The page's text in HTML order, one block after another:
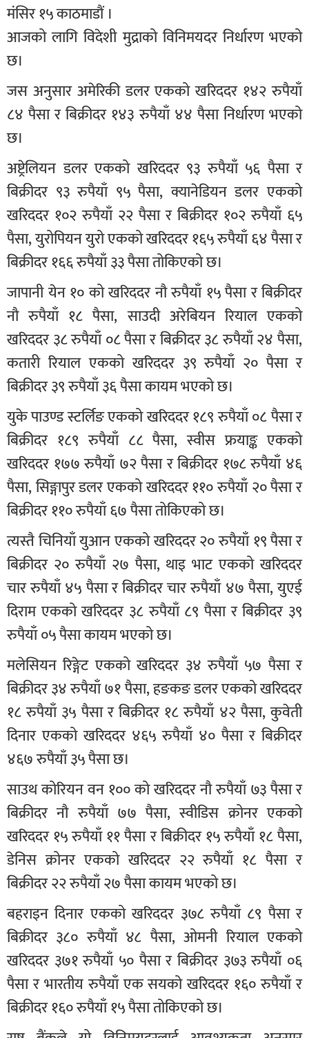
मंसिर १५ काठमाडौं ।
आजको लागि विदेशी मुद्राको विनिमयदर निर्धारण भएको
छ।
जस अनुसार अमेरिकी डलर एकको खरिददर १४२ रुपैयाँ
८४ पैसा र बिक्रीदर १४३ रुपैयाँ ४४ पैसा निर्धारण भएको
छ।
अष्ट्रेलियन डलर एकको खरिददर ९३ रुपैयाँ ५६ पैसा र
बिक्रीदर ९३ रुपैयाँ ९५ पैसा, क्यानेडियन डलर एकको
खरिददर १०२ रुपैयाँ २२ पैसा र बिक्रीदर १०२ रुपैयाँ ६५
पैसा, युरोपियन युरो एकको खरिददर १६५ रुपैयाँ ६४ पैसा र
बिक्रीदर १६६ रुपैयाँ ३३ पैसा तोकिएको छ।
जापानी येन १० को खरिददर नौ रुपैयाँ १५ पैसा र बिक्रीदर
नौ रुपैयाँ १८ पैसा, साउदी अरेबियन रियाल एकको
खरिददर ३८ रुपैयाँ ०८ पैसा र बिक्रीदर ३८ रुपैयाँ २४ पैसा,
कतारी रियाल एकको खरिददर ३९ रुपैयाँ २० पैसा र
बिक्रीदर ३९ रुपैयाँ ३६ पैसा कायम भएको छ।
युके पाउण्ड स्टर्लिङ एकको खरिददर १८९ रुपैयाँ ०८ पैसा र
बिक्रीदर १८९ रुपैयाँ ८८ पैसा, स्वीस फ्रयाङ्क एकको
खरिददर १७७ रुपैयाँ ७२ पैसा र बिक्रीदर १७८ रुपैयाँ ४६
पैसा, सिङ्गापुर डलर एकको खरिददर ११० रुपैयाँ २० पैसा र
बिक्रीदर ११० रुपैयाँ ६७ पैसा तोकिएको छ।
त्यस्तै चिनियाँ युआन एकको खरिददर २० रुपैयाँ १९ पैसा र
बिक्रीदर २० रुपैयाँ २७ पैसा, थाइ भाट एकको खरिददर
चार रुपैयाँ ४५ पैसा र बिक्रीदर चार रुपैयाँ ४७ पैसा, युएई
दिराम एकको खरिददर ३८ रुपैयाँ ८९ पैसा र बिक्रीदर ३९
रुपैयाँ ०५ पैसा कायम भएको छ।
मलेसियन रिङ्गेट एकको खरिददर ३४ रुपैयाँ ५७ पैसा र
बिक्रीदर ३४ रुपैयाँ ७१ पैसा, हङकङ डलर एकको खरिददर
१८ रुपैयाँ ३५ पैसा र बिक्रीदर १८ रुपैयाँ ४२ पैसा, कुवेती
दिनार एकको खरिददर ४६५ रुपैयाँ ४० पैसा र बिक्रीदर
४६७ रुपैयाँ ३५ पैसा छ।
साउथ कोरियन वन १०० को खरिददर नौ रुपैयाँ ७३ पैसा र
बिक्रीदर नौ रुपैयाँ ७७ पैसा, स्वीडिस क्रोनर एकको
खरिददर १५ रुपैयाँ ११ पैसा र बिक्रीदर १५ रुपैयाँ १८ पैसा,
डेनिस क्रोनर एकको खरिददर २२ रुपैयाँ १८ पैसा र
बिक्रीदर २२ रुपैयाँ २७ पैसा कायम भएको छ।
बहराइन दिनार एकको खरिददर ३७८ रुपैयाँ ८९ पैसा र
बिक्रीदर ३८० रुपैयाँ ४८ पैसा, ओमनी रियाल एकको
खरिददर ३७१ रुपैयाँ ५० पैसा र बिक्रीदर ३७३ रुपैयाँ ०६
पैसा र भारतीय रुपैयाँ एक सयको खरिददर १६० रुपैयाँ र
बिक्रीदर १६० रुपैयाँ १५ पैसा तोकिएको छ।